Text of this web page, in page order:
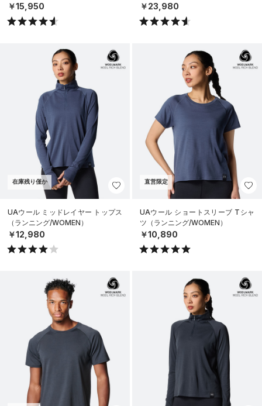
￥15,950 ￥23,980
在庫残り僅か
UAウール ミッドレイヤー トップス
（ランニング/WOMEN）
￥12,980
直営限定
UAウール ショートスリーブ Tシャ
ツ（ランニング/WOMEN）
￥10,890